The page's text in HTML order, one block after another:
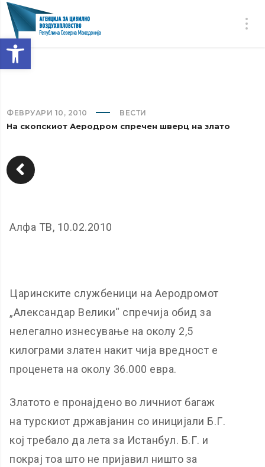
Open toolbar
ФЕВРУАРИ 10, 2010 ВЕСТИ
На скопскиот Аеродром спречен шверц на злато
Алфа ТВ, 10.02.2010
Царинските службеници на Аеродромот
„Александар Велики“ спречија обид за
нелегално изнесување на околу 2,5
килограми златен накит чија вредност е
проценета на околу 36.000 евра.
Златото е пронајдено во личниот багаж
на турскиот државјанин со иницијали Б.Г.
кој требало да лета за Истанбул. Б.Г. и
покрај тоа што не пријавил ништо за